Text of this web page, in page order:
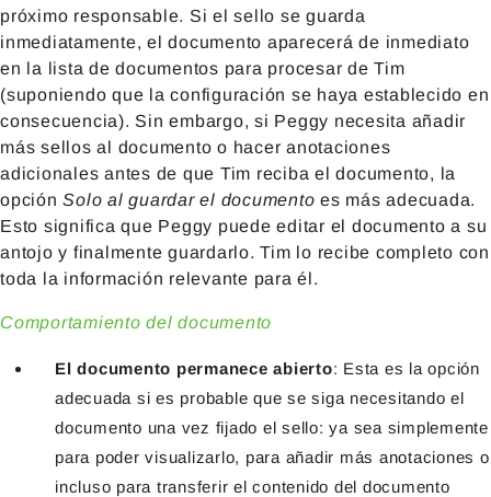
próximo responsable. Si el sello se guarda
inmediatamente, el documento aparecerá de inmediato
en la lista de documentos para procesar de Tim
(suponiendo que la configuración se haya establecido en
consecuencia). Sin embargo, si Peggy necesita añadir
más sellos al documento o hacer anotaciones
adicionales antes de que Tim reciba el documento, la
opciónSolo al guardar el documento es más adecuada.
Esto significa que Peggy puede editar el documento a su
antojo y finalmente guardarlo. Tim lo recibe completo con
toda la información relevante para él.
Comportamiento del documento
El documento permanece abierto: Esta es la opción
adecuada si es probable que se siga necesitando el
documento una vez fijado el sello: ya sea simplemente
para poder visualizarlo, para añadir más anotaciones o
incluso para transferir el contenido del documento